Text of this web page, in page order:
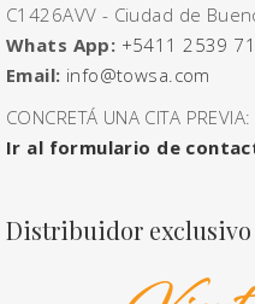
C1426AVV - Ciudad de
Whats App: +5411 2539
Email: info@towsa.com
CONCRETÁ UNA CITA PREVIA:
Ir al formulario de
Distribuidor exclusivo